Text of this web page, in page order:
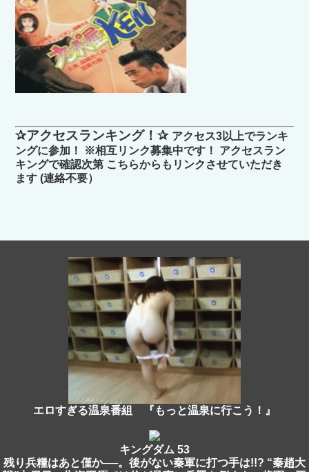
✰アクセスランキング！✰ アクセス3以上でランキ
ングに参加！ ※相互リンク募集中です！ アクセスラン
キングで確認次第 こちらからもリンクさせていただき
ます (連絡不要）
エロすぎる温泉番組 『もっと温泉に行こう！』
キングダム 53
残り兵糧はあと僅か──。後がない秦軍に打つ手は!!? “秦趙大